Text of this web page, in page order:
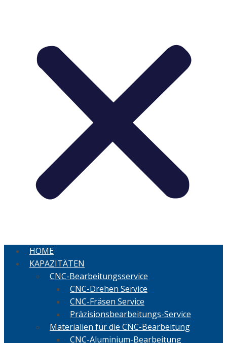
HOME
KAPAZITÄTEN
CNC-Bearbeitungsservice
CNC-Drehen Service
CNC-Fräsen Service
Präzisionsbearbeitungs-Service
Materialien für die CNC-Bearbeitung
CNC-Aluminium-Bearbeitung